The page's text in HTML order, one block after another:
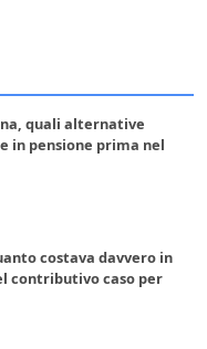
quali alternative
in pensione prima nel
costava davvero in
contributivo caso per